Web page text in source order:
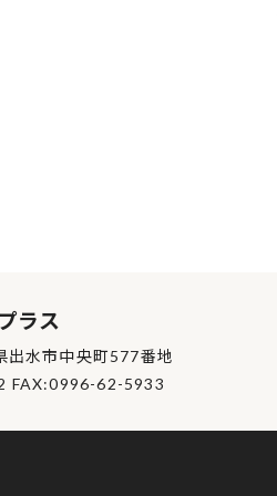
ラス
出水市中央町577番地
FAX:0996-62-5933